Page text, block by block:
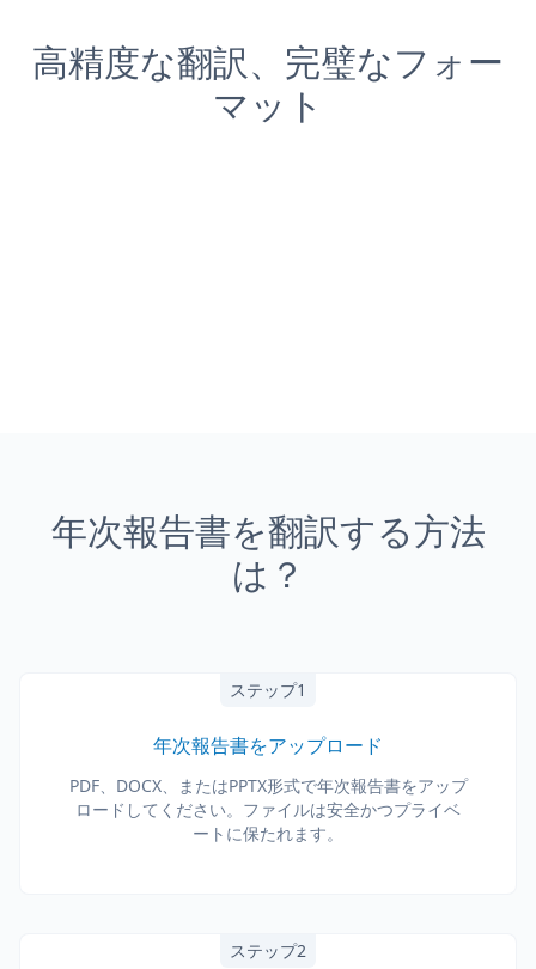
高精度な翻訳、完璧なフォー
マット
年次報告書を翻訳する方法
は？
ステップ1
年次報告書をアップロード
PDF、DOCX、またはPPTX形式で年次報告書をアップ
ロードしてください。ファイルは安全かつプライベ
ートに保たれます。
ステップ2